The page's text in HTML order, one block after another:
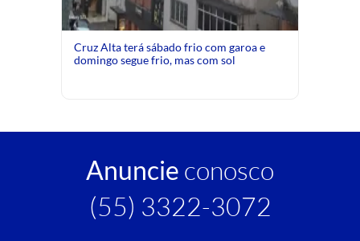
Cruz Alta terá sábado frio com garoa e
domingo segue frio, mas com sol
Anuncie conosco
(55) 3322-3072